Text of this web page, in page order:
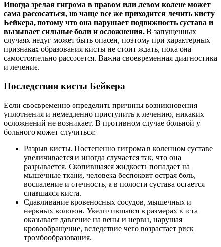
Иногда зрелая гигрома в правом или левом колене может
сама рассосаться, но чаще все же приходится лечить кисту
Бейкера, потому что она нарушает подвижность сустава и
вызывает сильные боли и осложнения. В запущенных
случаях недуг может быть опасен, поэтому при характерных
признаках образования кисты не стоит ждать, пока она
самостоятельно рассосется. Важна своевременная диагностика
и лечение.
Последствия кисты Бейкера
Если своевременно определить причины возникновения
уплотнения и немедленно приступить к лечению, никаких
осложнений не возникает. В противном случае больной у
больного может случиться:
Разрыв кисты. Постепенно гигрома в коленном суставе
увеличивается и иногда случается так, что она
разрывается. Скопившаяся жидкость попадает на
мышечные ткани, человека беспокоит острая боль,
воспаление и отечность, а в полости сустава остается
спавшаяся киста.
Сдавливание кровеносных сосудов, мышечных и
нервных волокон. Увеличившаяся в размерах киста
оказывает давление на вены и нервы, нарушая
кровообращение, вследствие чего возрастает риск
тромбообразования.